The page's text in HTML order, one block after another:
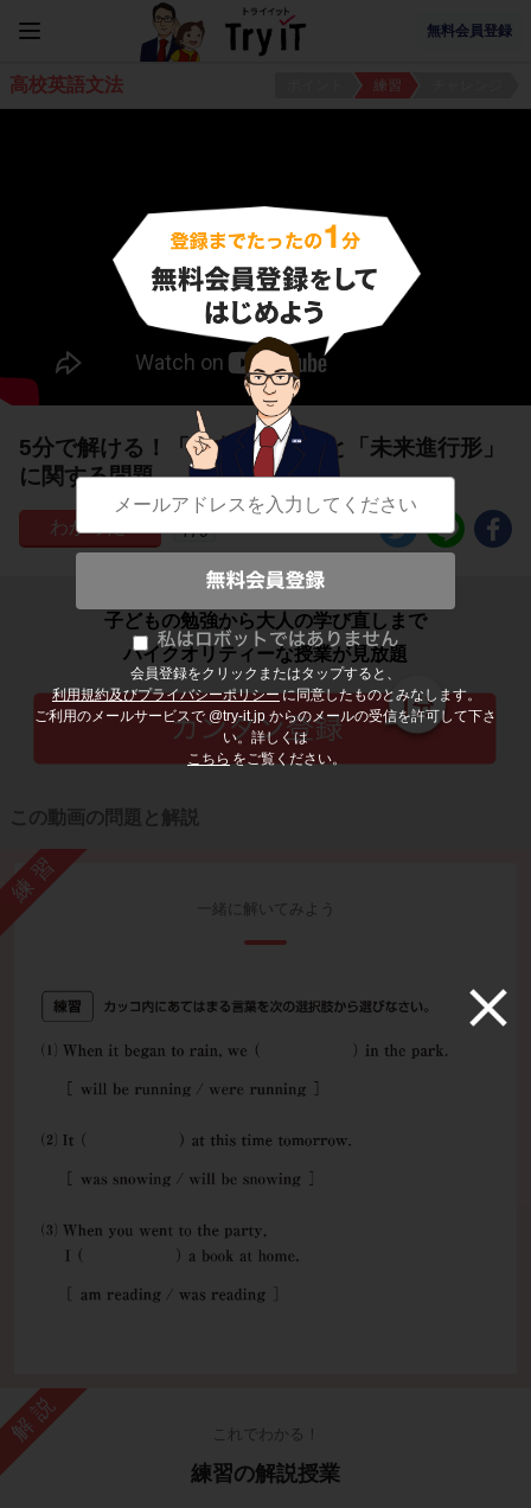
無料会員登録
会員登録をクリックまたはタップすると、
利用規約及びプライバシーポリシーに同意したものとみなします。
ご利用のメールサービスで @try-it.jp からのメールの受信を許可して下さ
い。詳しくは
こちら をご覧ください。
高校英語文法 練習
5分で解ける！「過去進行形」と「未来進行形」
に関する問題
179
子どもの勉強から大人の学び直しまで
ハイクオリティーな授業が見放題
この動画の問題と解説
練習
一緒に解いてみよう
解説 これでわかる！
練習の解説授業